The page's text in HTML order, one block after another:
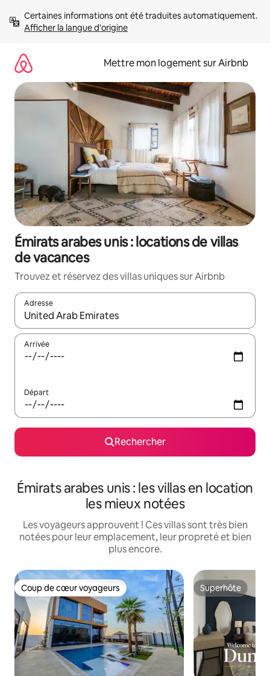
directement
Afficher la langue d'origine
Mettre mon logement sur Airbnb
Émirats arabes unis : locations de villas
de vacances
Trouvez et réservez des villas uniques sur Airbnb
Adresse
Lorsque les résultats s'affichent, utilisez les flèches vers le
Arrivée
Départ
Rechercher
Émirats arabes unis : les villas en location
les mieux notées
Les voyageurs approuvent ! Ces villas sont très bien
notées pour leur emplacement, leur propreté et bien
plus encore.
Coup de cœur voyageurs
Coup de cœur voyageurs Superhôte
Superhôte